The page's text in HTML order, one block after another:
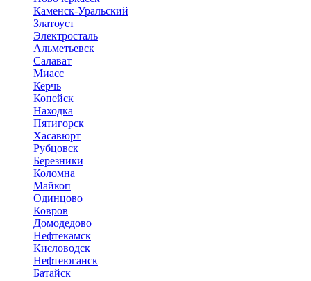
Каменск-Уральский
Златоуст
Электросталь
Альметьевск
Салават
Миасс
Керчь
Копейск
Находка
Пятигорск
Хасавюрт
Рубцовск
Березники
Коломна
Майкоп
Одинцово
Ковров
Домодедово
Нефтекамск
Кисловодск
Нефтеюганск
Батайск